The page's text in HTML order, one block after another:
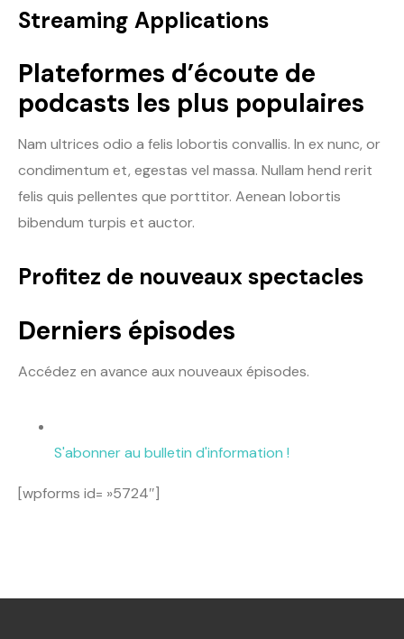
Streaming Applications
Plateformes d’écoute de
podcasts les plus populaires
Nam ultrices odio a felis lobortis convallis. In ex nunc, or
condimentum et, egestas vel massa. Nullam hend rerit
felis quis pellentes que porttitor. Aenean lobortis
bibendum turpis et auctor.
Profitez de nouveaux spectacles
Derniers épisodes
Accédez en avance aux nouveaux épisodes.
S'abonner au bulletin d'information !
[wpforms id= »5724″]